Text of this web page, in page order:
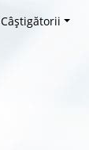
Câștigătorii